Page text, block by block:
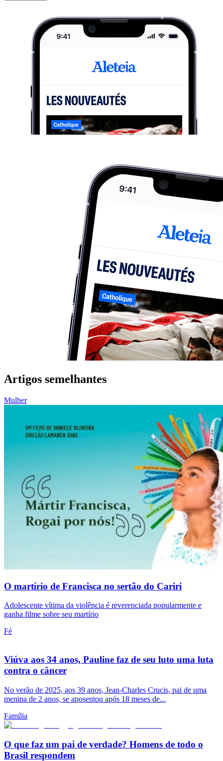
Artigos semelhantes
Mulher
O martírio de Francisca no sertão do Cariri
Adolescente vítima da violência é reverenciada popularmente e
ganha filme sobre seu martírio
Fé
Viúva aos 34 anos, Pauline faz de seu luto uma luta
contra o câncer
No verão de 2025, aos 39 anos, Jean-Charles Crucis, pai de uma
menina de 2 anos, se aposentou após 18 meses de...
Família
O que faz um pai de verdade? Homens de todo o
Brasil respondem